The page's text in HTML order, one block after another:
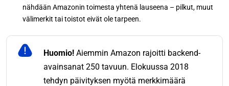
nähdään Amazonin toimesta yhtenä lauseena – pilkut, muut
välimerkit tai toistot eivät ole tarpeen.
Huomio! Aiemmin Amazon rajoitti backend-
avainsanat 250 tavuun. Elokuussa 2018
tehdyn päivityksen myötä merkkimäärä